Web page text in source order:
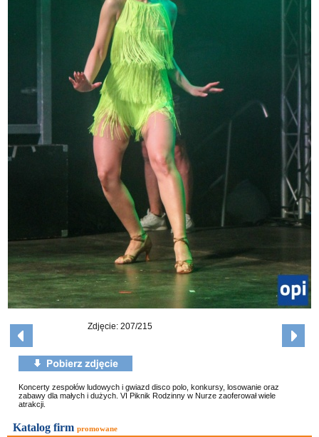
Zdjęcie: 207/215
Koncerty zespołów ludowych i gwiazd disco polo, konkursy, losowanie oraz
zabawy dla małych i dużych. VI Piknik Rodzinny w Nurze zaoferował wiele
atrakcji.
Katalog firm promowane